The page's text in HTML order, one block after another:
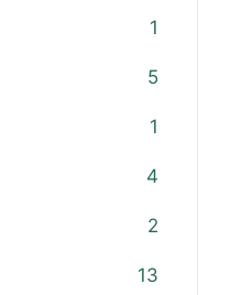
1
5
1
4
2
13